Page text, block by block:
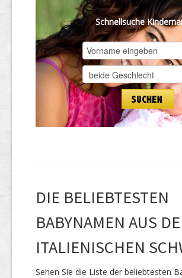
Schnellsuche
DIE BELIEBTESTEN
BABYNAMEN AUS
ITALIENISCHEN
Sehen Sie die Liste der beliebtesten